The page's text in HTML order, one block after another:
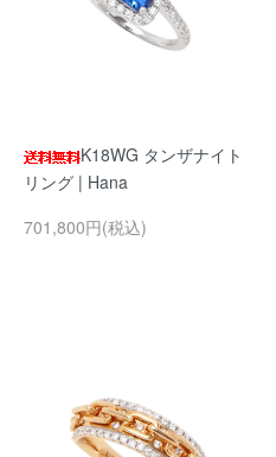
K18WG タンザナイト
リング | Hana
701,800円(税込)